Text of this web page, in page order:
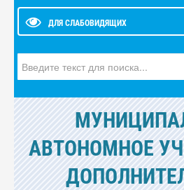
ДЛЯ СЛАБОВИДЯЩИХ
АВТОНОМНОЕ